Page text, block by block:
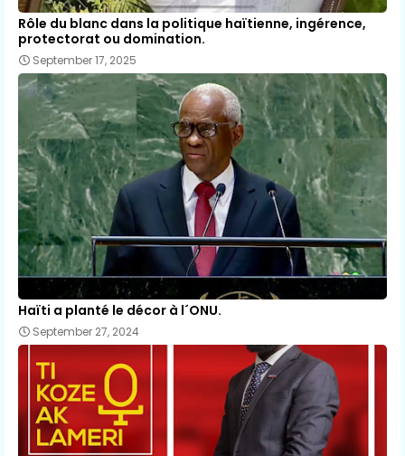
Rôle du blanc dans la politique haïtienne, ingérence,
protectorat ou domination.
September 17, 2025
Haïti a planté le décor à l´ONU.
September 27, 2024